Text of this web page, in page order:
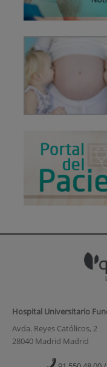
Hospital Universitario
Avda. Reyes Católicos, 2
28040 Madrid Madrid